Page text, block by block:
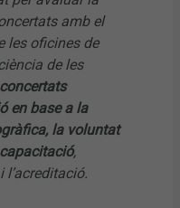
amb el
les oficines de
de les
en base a la
la voluntat
,
l’acreditació.